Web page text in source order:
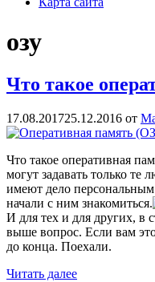
озу
Что такое
17.08.201725.12.2016 от
Что такое оперативная
могут задавать только те
имеют дело
начали с ним знакомиться.
И для тех и для других, в
выше вопрос. Если вам
до конца. Поехали.
Читать далее